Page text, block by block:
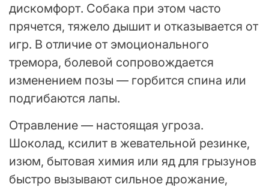
дискомфорт. Собака при этом часто
прячется, тяжело дышит и отказывается от
игр. В отличие от эмоционального
тремора, болевой сопровождается
изменением позы — горбится спина или
подгибаются лапы.
Отравление — настоящая угроза.
Шоколад, ксилит в жевательной резинке,
изюм, бытовая химия или яд для грызунов
быстро вызывают сильное дрожание,